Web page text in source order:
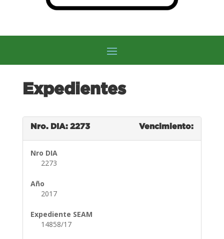
Expedientes
Nro. DIA: 2273 Vencimiento:
Nro DIA
2273
Año
2017
Expediente SEAM
14858/17